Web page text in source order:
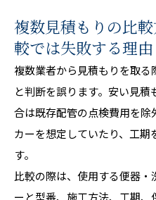
複数見積もりの比
較では失敗する理由
複数業者から見積もりを取
と判断を誤ります。安い見
合は既存配管の点検費用を除
カーを想定していたり、工
す。
比較の際は、使用する便器
ーと型番、施工方法、工期